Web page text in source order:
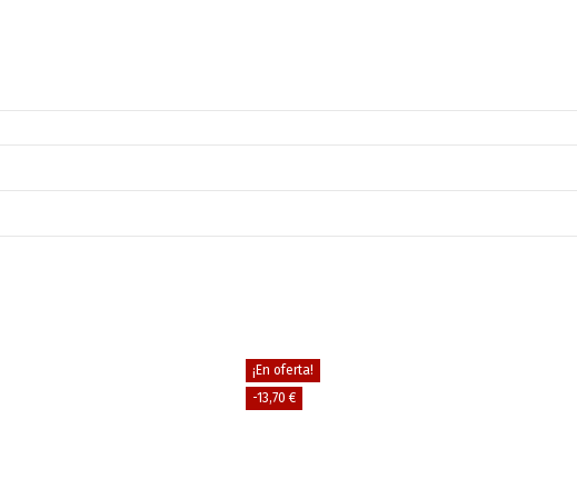
¡En oferta!
-13,70 €